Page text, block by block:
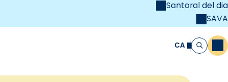
Santoral del dia
SAVA
Cristiana CA Cerca